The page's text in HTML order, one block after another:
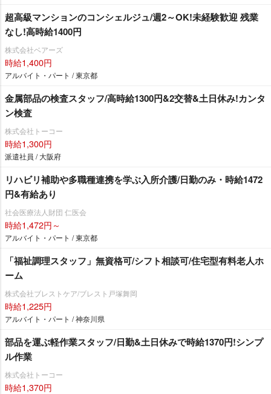
超高級マンションのコンシェルジュ/週2～OK!未経験歓迎 残業
なし!高時給1400円
株式会社ベアーズ
時給1,400円
アルバイト・パート / 東京都
金属部品の検査スタッフ/高時給1300円&2交替&土日休み!カンタ
ン検査
株式会社トーコー
時給1,300円
派遣社員 / 大阪府
リハビリ補助や多職種連携を学ぶ入所介護/日勤のみ・時給1472
円&有給あり
社会医療法人財団 仁医会
時給1,472円～
アルバイト・パート / 東京都
「福祉調理スタッフ」無資格可/シフト相談可/住宅型有料老人ホ
ーム
株式会社ブレストケア/ブレスト戸塚舞岡
時給1,225円
アルバイト・パート / 神奈川県
部品を運ぶ軽作業スタッフ/日勤&土日休みで時給1370円!シンプ
ル作業
株式会社トーコー
時給1,370円